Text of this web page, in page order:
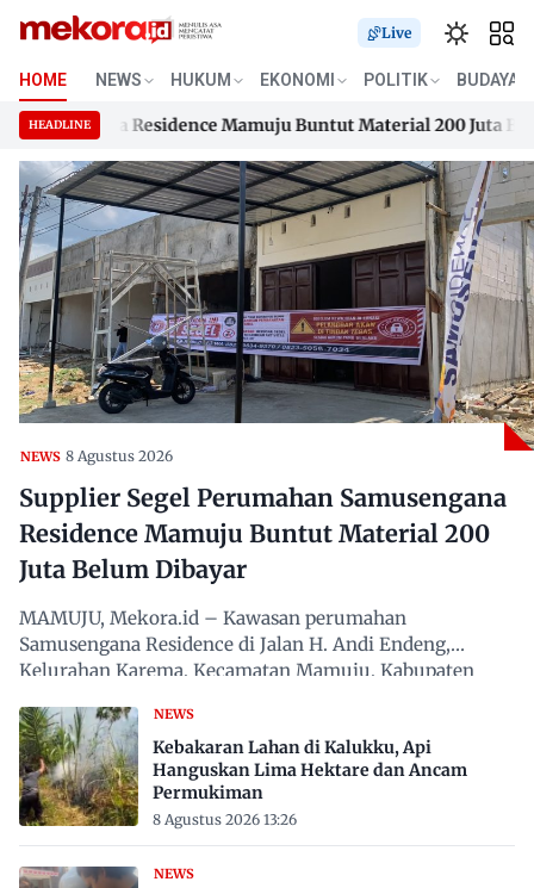
Skip
content
Live
HOME NEWS HUKUM EKONOMI POLITIK BUDAYA
HEADLINE Residence Mamuju Buntut Material 200 Juta Belum
Residence Mamuju Buntut Material 200 Juta Belum
NEWS 8 Agustus 2026
Supplier Segel Perumahan Samusengana
Residence Mamuju Buntut Material 200
Juta Belum Dibayar
MAMUJU, Mekora.id – Kawasan perumahan
Samusengana Residence di Jalan H. Andi Endeng,
Kelurahan Karema, Kecamatan Mamuju, Kabupaten
NEWS
Kebakaran Lahan di Kalukku, Api
Hanguskan Lima Hektare dan Ancam
Permukiman
8 Agustus 2026 13:26
NEWS